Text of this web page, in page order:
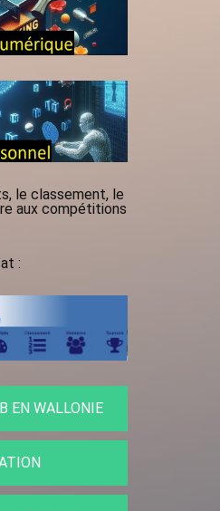
le classement, le
aux compétitions
:
EN WALLONIE